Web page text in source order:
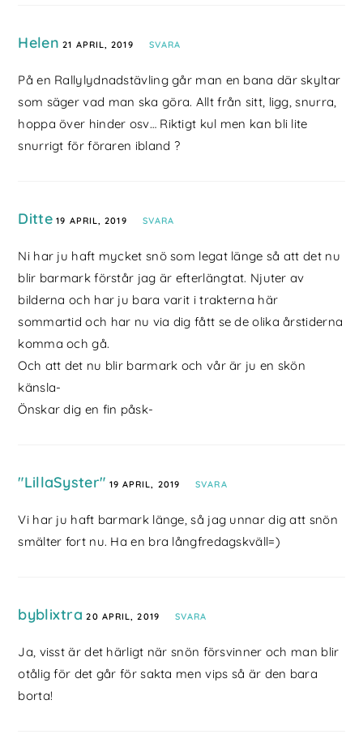
Helen 21 APRIL, 2019 SVARA
På en Rallylydnadstävling går man en bana där skyltar
som säger vad man ska göra. Allt från sitt, ligg, snurra,
hoppa över hinder osv… Riktigt kul men kan bli lite
snurrigt för föraren ibland ?
Ditte 19 APRIL, 2019 SVARA
Ni har ju haft mycket snö som legat länge så att det nu
blir barmark förstår jag är efterlängtat. Njuter av
bilderna och har ju bara varit i trakterna här
sommartid och har nu via dig fått se de olika årstiderna
komma och gå.
Och att det nu blir barmark och vår är ju en skön
känsla-
Önskar dig en fin påsk-
"LillaSyster" 19 APRIL, 2019 SVARA
Vi har ju haft barmark länge, så jag unnar dig att snön
smälter fort nu. Ha en bra långfredagskväll=)
byblixtra 20 APRIL, 2019 SVARA
Ja, visst är det härligt när snön försvinner och man blir
otålig för det går för sakta men vips så är den bara
borta!